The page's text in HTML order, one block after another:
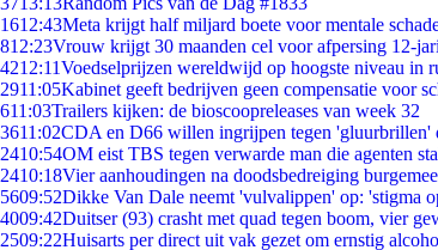
1612:43Meta krijgt half miljard boete voor mentale
812:23Vrouw krijgt 30 maanden cel voor afpersing 12-
4212:11Voedselprijzen wereldwijd op hoogste niveau in
2911:05Kabinet geeft bedrijven geen compensatie voor
611:03Trailers kijken: de bioscoopreleases van week 32
3611:02CDA en D66 willen ingrijpen tegen 'gluurbrillen'
2410:54OM eist TBS tegen verwarde man die agenten
2410:18Vier aanhoudingen na doodsbedreiging
5609:52Dikke Van Dale neemt 'vulvalippen' op: 'stigma
4009:42Duitser (93) crasht met quad tegen boom, vier
2509:22Huisarts per direct uit vak gezet om ernstig